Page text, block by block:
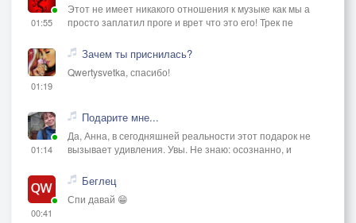
01:55
Этот не имеет никакого отношения к музыке как мы а
просто заплатил проге и врет что это его! Трек пе
01:19
Зачем ты приснилась?
Qwertysvetka, спасибо!
01:14
Подарите мне...
Да, Анна, в сегодняшней реальности этот подарок не
вызывает удивления. Увы. Не знаю: осознанно, и
00:41
Беглец
Спи давай 😁